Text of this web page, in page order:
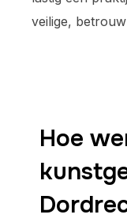
veilige,
Hoe